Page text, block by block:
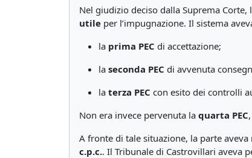
Nel giudizio deciso dalla Suprema Corte,
utile per l’impugnazione. Il sistema
la prima PEC di accettazione;
la seconda PEC di avvenuta
la terza PEC con esito dei controlli
Non era invece pervenuta la quarta PEC
A fronte di tale situazione, la parte
c.p.c.. Il Tribunale di Castrovillari aveva